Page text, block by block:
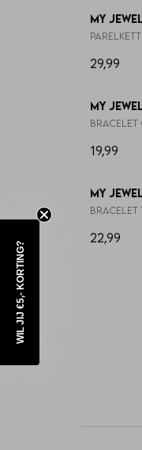
My
29,99
My
Bracelet
19,99
My
22,99
WIL JIJ €5,- KORTING?